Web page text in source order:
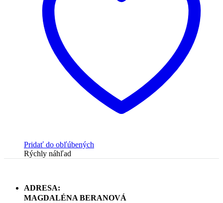
Pridať do obľúbených
Rýchly náhľad
ADRESA:
MAGDALÉNA BERANOVÁ